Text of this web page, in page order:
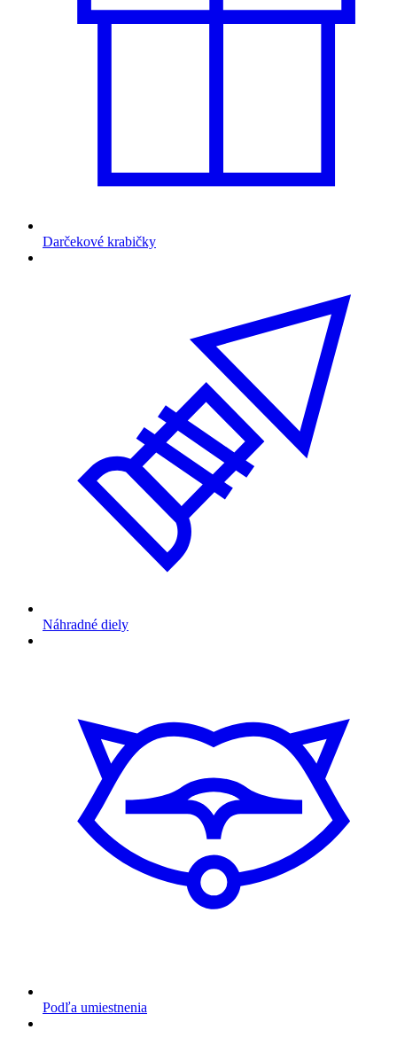
Darčekové krabičky
Náhradné diely
Podľa umiestnenia